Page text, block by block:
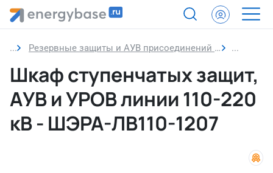
Резервные защиты и АУВ присоединений 110 (220) кВ Шкаф
Шкаф ступенчатых защит,
АУВ и УРОВ линии 110-220
кВ - ШЭРА-ЛВ110-1207